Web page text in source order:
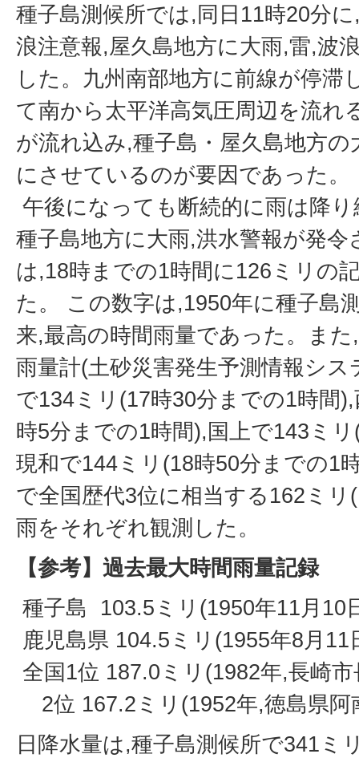
種子島測候所では,同日11時20分
浪注意報,屋久島地方に大雨,雷,波
した。九州南部地方に前線が停滞
て南から太平洋高気圧周辺を流れ
が流れ込み,種子島・屋久島地方
にさせているのが要因であった。
午後になっても断続的に雨は降
種子島地方に大雨,洪水警報が発令
は,18時までの1時間に126ミリの
た。 この数字は,1950年に種子島
来,最高の時間雨量であった。ま
雨量計(土砂災害発生予測情報シ
で134ミリ(17時30分までの1時間
時5分までの1時間),国上で143ミ
現和で144ミリ(18時50分までの1
で全国歴代3位に相当する162ミ
雨をそれぞれ観測した。
【参考】過去最大時間雨量記録
種子島 103.5ミリ(1950年11月10
鹿児島県 104.5ミリ(1955年8月11
全国1位 187.0ミリ(1982年,長崎市
2位 167.2ミリ(1952年,徳島県阿
日降水量は,種子島測候所で341ミ